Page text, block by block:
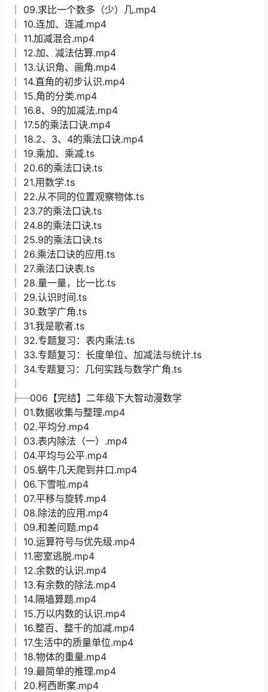
│ 09.求比一个数多（少）几.mp4
│ 10.连加、连减.mp4
│ 11.加减混合.mp4
│ 12.加、减法估算.mp4
│ 13.认识角、画角.mp4
│ 14.直角的初步认识.mp4
│ 15.角的分类.mp4
│ 16.8、9的加减法.mp4
│ 17.5的乘法口诀.mp4
│ 18.2、3、4的乘法口诀.mp4
│ 19.乘加、乘减.ts
│ 20.6的乘法口诀.ts
│ 21.用数学.ts
│ 22.从不同的位置观察物体.ts
│ 23.7的乘法口诀.ts
│ 24.8的乘法口诀.ts
│ 25.9的乘法口诀.ts
│ 26.乘法口诀的应用.ts
│ 27.乘法口诀表.ts
│ 28.量一量，比一比.ts
│ 29.认识时间.ts
│ 30.数学广角.ts
│ 31.我是歌者.ts
│ 32.专题复习：表内乘法.ts
│ 33.专题复习：长度单位、加减法与统计.ts
│ 34.专题复习：几何实践与数学广角.ts
├─006【完结】二年级下大智动漫数学
│ 01.数据收集与整理.mp4
│ 02.平均分.mp4
│ 03.表内除法（一）.mp4
│ 04.平均与公平.mp4
│ 05.蜗牛几天爬到井口.mp4
│ 06.下雪啦.mp4
│ 07.平移与旋转.mp4
│ 08.除法的应用.mp4
│ 09.和差问题.mp4
│ 10.运算符号与优先级.mp4
│ 11.密室逃脱.mp4
│ 12.余数的认识.mp4
│ 13.有余数的除法.mp4
│ 14.隔墙算题.mp4
│ 15.万以内数的认识.mp4
│ 16.整百、整千的加减.mp4
│ 17.生活中的质量单位.mp4
│ 18.物体的重量.mp4
│ 19.最简单的推理.mp4
│ 20.柯西断案.mp4